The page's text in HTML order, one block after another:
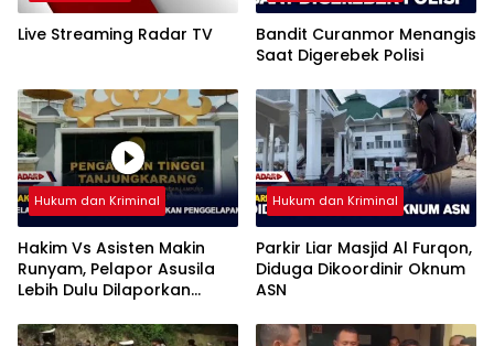
Live Streaming Radar TV
Bandit Curanmor Menangis
Saat Digerebek Polisi
Hukum dan Kriminal
Hakim Vs Asisten Makin
Runyam, Pelapor Asusila
Lebih Dulu Dilaporkan
Hukum dan Kriminal
Parkir Liar Masjid Al Furqon,
Diduga Dikoordinir Oknum
ASN